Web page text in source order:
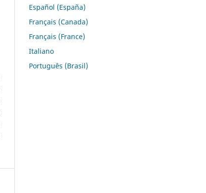
Español (España)
Français (Canada)
Français (France)
Italiano
Português (Brasil)